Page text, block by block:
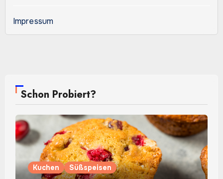
Impressum
Schon Probiert?
Kuchen Süßspeisen